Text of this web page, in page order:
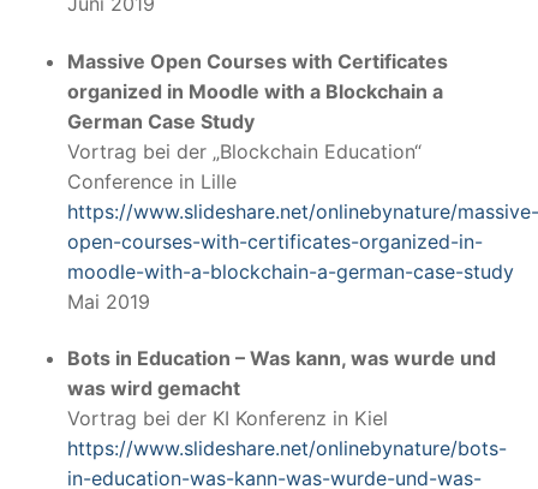
Massive Open Courses with Certificates
organized in Moodle with a Blockchain a
German Case Study
Vortrag bei der „Blockchain Education“
Conference in Lille
https://www.slideshare.net/onlinebynature/massive-
open-courses-with-certificates-organized-in-
moodle-with-a-blockchain-a-german-case-study
Mai 2019
Bots in Education – Was kann, was wurde und
was wird gemacht
Vortrag bei der KI Konferenz in Kiel
https://www.slideshare.net/onlinebynature/bots-
in-education-was-kann-was-wurde-und-was-